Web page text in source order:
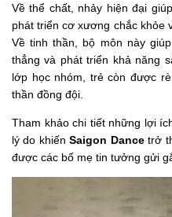
Về thể chất, nhảy hiện đại
phát triển cơ xương chắc khỏe
Về tinh thần, bộ môn này
thẳng và phát triển khả năng
lớp học nhóm, trẻ còn được
thần đồng đội.
Tham khảo chi tiết những lợi
lý do khiếnSaigon Dancetrở
được các bố mẹ tin tưởng gửi